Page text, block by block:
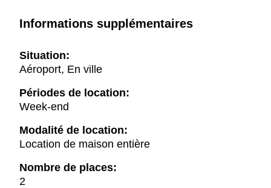
Informations supplémentaires
Situation:
Aéroport, En ville
Périodes de location:
Week-end
Modalité de location:
Location de maison entière
Nombre de places:
2